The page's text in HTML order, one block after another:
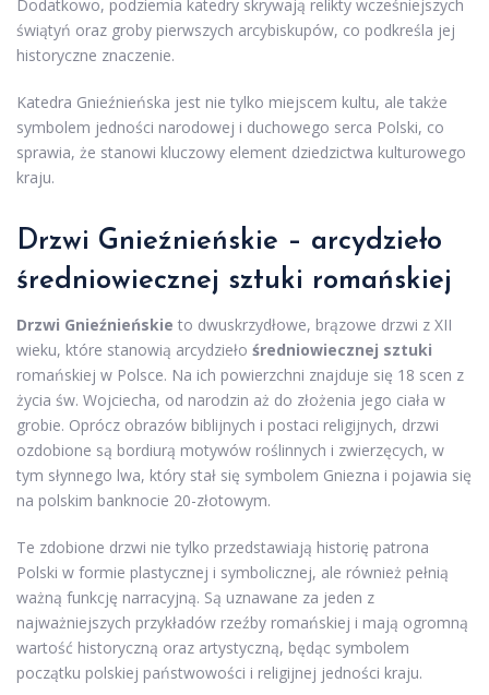
Dodatkowo, podziemia katedry skrywają relikty wcześniejszych
świątyń oraz groby pierwszych arcybiskupów, co podkreśla jej
historyczne znaczenie.
Katedra Gnieźnieńska jest nie tylko miejscem kultu, ale także
symbolem jedności narodowej i duchowego serca Polski, co
sprawia, że stanowi kluczowy element dziedzictwa kulturowego
kraju.
Drzwi Gnieźnieńskie – arcydzieło
średniowiecznej sztuki romańskiej
Drzwi Gnieźnieńskie to dwuskrzydłowe, brązowe drzwi z XII
wieku, które stanowią arcydzieło średniowiecznej sztuki
romańskiej w Polsce. Na ich powierzchni znajduje się 18 scen z
życia św. Wojciecha, od narodzin aż do złożenia jego ciała w
grobie. Oprócz obrazów biblijnych i postaci religijnych, drzwi
ozdobione są bordiurą motywów roślinnych i zwierzęcych, w
tym słynnego lwa, który stał się symbolem Gniezna i pojawia się
na polskim banknocie 20-złotowym.
Te zdobione drzwi nie tylko przedstawiają historię patrona
Polski w formie plastycznej i symbolicznej, ale również pełnią
ważną funkcję narracyjną. Są uznawane za jeden z
najważniejszych przykładów rzeźby romańskiej i mają ogromną
wartość historyczną oraz artystyczną, będąc symbolem
początku polskiej państwowości i religijnej jedności kraju.